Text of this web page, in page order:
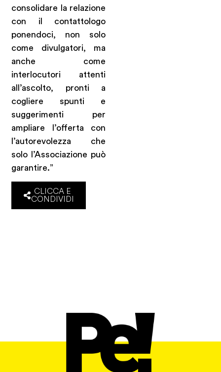
consolidare la relazione
con il contattologo
ponendoci, non solo
come divulgatori, ma
anche come
interlocutori attenti
all’ascolto, pronti a
cogliere spunti e
suggerimenti per
ampliare l’offerta con
l’autorevolezza che
solo l’Associazione può
garantire.”
CLICCA E
CONDIVIDI